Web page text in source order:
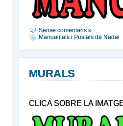
Sense comentaris »
Manualitats i Postals de Nadal
MURALS
CLICA SOBRE LA